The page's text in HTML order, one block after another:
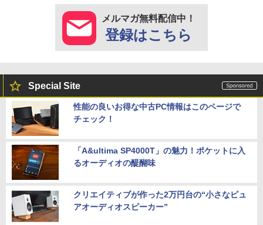
メルマガ無料配信中！
登録はこちら
Special Site
性能の良いお得な中古PC情報はこのページで
チェック！
「A&ultima SP4000T」の魅力！ポケットに入
るオーディオの醍醐味
クリエイティブが作った2万円台の“小さなピュ
アオーディオスピーカー”